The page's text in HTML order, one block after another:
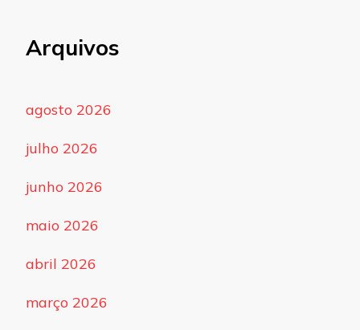
Arquivos
agosto 2026
julho 2026
junho 2026
maio 2026
abril 2026
março 2026